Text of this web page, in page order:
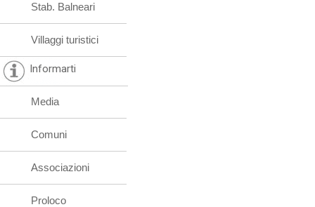
Stab. Balneari
Villaggi turistici
Informarti
Media
Comuni
Associazioni
Proloco